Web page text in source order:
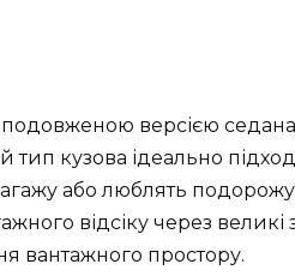
подовженою версією
тип кузова ідеально
або люблять
відсіку через великі
вантажного простору.